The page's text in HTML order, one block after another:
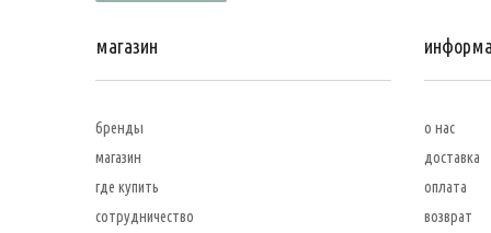
магазин
бренды
магазин
где купить
сотрудничество
о нас
доставка
оплата
возврат